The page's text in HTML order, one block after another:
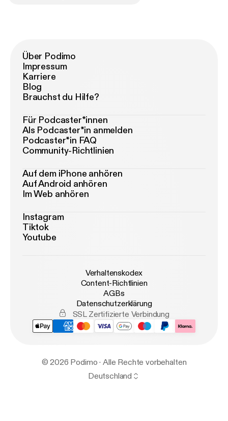
Über Podimo
Impressum
Karriere
Blog
Brauchst du Hilfe?
Für Podcaster*innen
Als Podcaster*in anmelden
Podcaster*in FAQ
Community-Richtlinien
Auf dem iPhone anhören
Auf Android anhören
Im Web anhören
Instagram
Tiktok
Youtube
Verhaltenskodex
Content-Richtlinien
AGBs
Datenschutzerklärung
SSL Zertifizierte Verbindung
© 2026 Podimo · Alle Rechte vorbehalten
Deutschland